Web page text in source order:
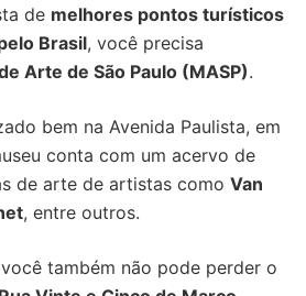
de melhores pontos turísticos
Brasil, você precisa
Arte de São Paulo (MASP).
bem na Avenida Paulista, em
conta com um acervo de
de arte de artistas como Van
, entre outros.
também não pode perder o